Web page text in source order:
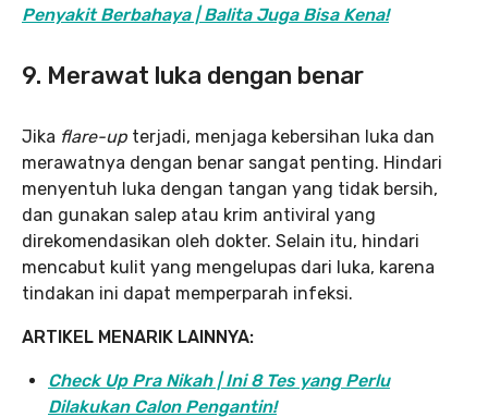
Penyakit Berbahaya | Balita Juga Bisa Kena!
9. Merawat luka dengan benar
Jika flare-up terjadi, menjaga kebersihan luka dan
merawatnya dengan benar sangat penting. Hindari
menyentuh luka dengan tangan yang tidak bersih,
dan gunakan salep atau krim antiviral yang
direkomendasikan oleh dokter. Selain itu, hindari
mencabut kulit yang mengelupas dari luka, karena
tindakan ini dapat memperparah infeksi.
ARTIKEL MENARIK LAINNYA:
Check Up Pra Nikah | Ini 8 Tes yang Perlu
Dilakukan Calon Pengantin!